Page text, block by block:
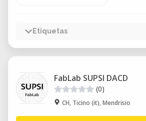
Etiquetas
FabLab SUPSI DACD
(0)
CH, Ticino (it), Mendrisio